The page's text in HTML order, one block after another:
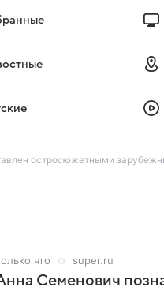
остросюжетными
что super.ru
Семенович